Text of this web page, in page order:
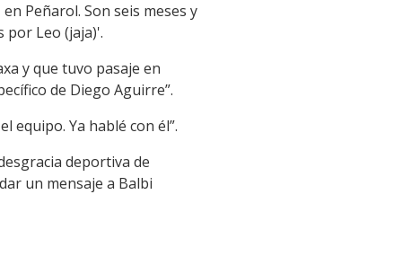
Peñarol. Son seis meses y
por Leo (jaja)'.
y que tuvo pasaje en
de Diego Aguirre”.
equipo. Ya hablé con él”.
deportiva de
un mensaje a Balbi